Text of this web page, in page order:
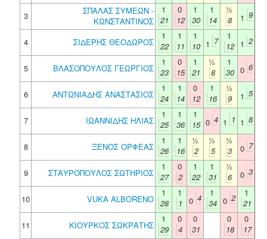
3
ΣΠΑΛΑΣ ΣΥΜΕΩΝ -
ΚΩΝΣΤΑΝΤΙΝΟΣ
1
21
0
12
1
30
1
14
½
8
1 9
4 ΣΙΔΕΡΗΣ ΘΕΟΔΩΡΟΣ
1
22
1
11
1
10 1 7
1
12
1 2
5 ΒΛΑΣΟΠΟΥΛΟΣ ΓΕΩΡΓΙΟΣ
1
23
0
15
1
21
½
8
1
30 0 6
6 ΑΝΤΩΝΙΑΔΗΣ ΑΝΑΣΤΑΣΙΟΣ
1
24
1
14
0
12
1
16
½
9
1 5
7 ΙΩΑΝΝΙΔΗΣ ΗΛΙΑΣ
1
25
1
36
1
15 0 4 1 1 1 8
8 ΞΕΝΟΣ ΟΡΦΕΑΣ
1
26
1
16
½
2
½
5
½
3
0 7
9 ΣΤΑΥΡΟΠΟΥΛΟΣ ΣΩΤΗΡΙΟΣ
1
27
0
2
1
22
1
31
½
6
0 3
10 VUKA ALBORENO
1
28
1
1
0 4
1
34 0 2
1
21
11
ΚΙΟΥΡΚΟΣ ΣΩΚΡΑΤΗΣ
1
29
0
4
0
31
0
18
0
17